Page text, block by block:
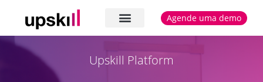
Agende uma demo
Upskill Platform